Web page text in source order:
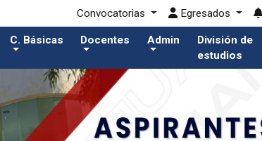
Convocatorias Egresados
C. Básicas Docentes Admin
División de
estudios